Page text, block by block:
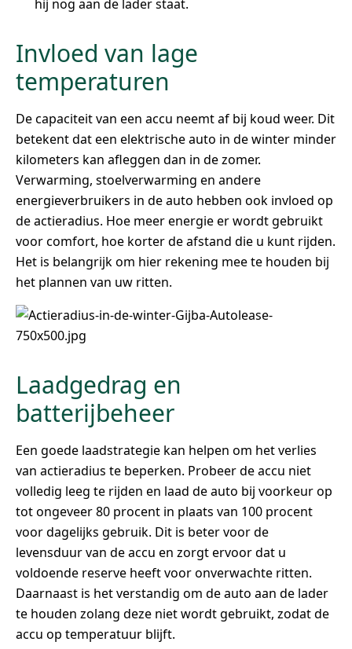
hij nog aan de lader staat.
Invloed van lage
temperaturen
De capaciteit van een accu neemt af bij koud weer. Dit
betekent dat een elektrische auto in de winter minder
kilometers kan afleggen dan in de zomer.
Verwarming, stoelverwarming en andere
energieverbruikers in de auto hebben ook invloed op
de actieradius. Hoe meer energie er wordt gebruikt
voor comfort, hoe korter de afstand die u kunt rijden.
Het is belangrijk om hier rekening mee te houden bij
het plannen van uw ritten.
Laadgedrag en
batterijbeheer
Een goede laadstrategie kan helpen om het verlies
van actieradius te beperken. Probeer de accu niet
volledig leeg te rijden en laad de auto bij voorkeur op
tot ongeveer 80 procent in plaats van 100 procent
voor dagelijks gebruik. Dit is beter voor de
levensduur van de accu en zorgt ervoor dat u
voldoende reserve heeft voor onverwachte ritten.
Daarnaast is het verstandig om de auto aan de lader
te houden zolang deze niet wordt gebruikt, zodat de
accu op temperatuur blijft.